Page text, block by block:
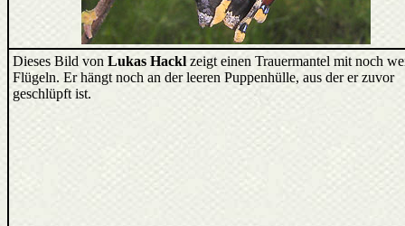
Dieses Bild von Lukas Hackl zeigt einen Trauermantel mit noch
Flügeln. Er hängt noch an der leeren Puppenhülle, aus der er zuvor
geschlüpft ist.